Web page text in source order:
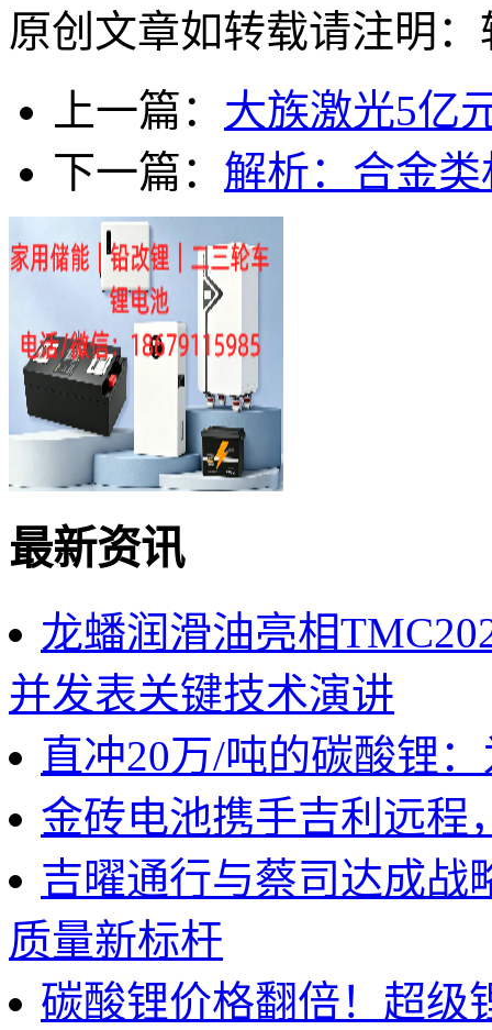
原创文章如转载请注明：
上一篇： 大族激光5亿
下一篇： 解析：合金
最新资讯
龙蟠润滑油亮相
并发表关键技术演讲
直冲20万/吨的碳酸锂
金砖电池携手吉利远程
吉曜通行与蔡司达成战
质量新标杆
碳酸锂价格翻倍！超级